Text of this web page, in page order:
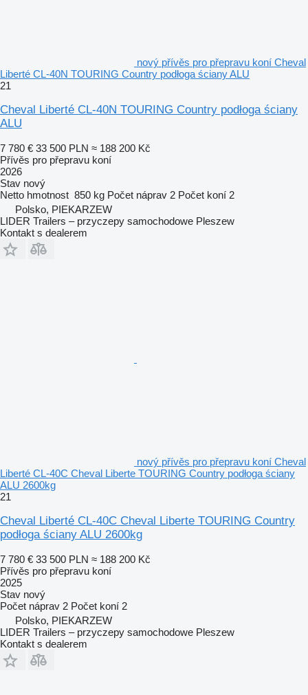
nový přívěs pro přepravu koní Cheval
Liberté CL-40N TOURING Country podłoga ściany ALU
21
Cheval Liberté CL-40N TOURING Country podłoga ściany
ALU
7 780 € 33 500 PLN ≈ 188 200 Kč
Přívěs pro přepravu koní
2026
Stav nový
Netto hmotnost 850 kg Počet náprav 2 Počet koní 2
Polsko, PIEKARZEW
LIDER Trailers – przyczepy samochodowe Pleszew
Kontakt s dealerem
nový přívěs pro přepravu koní Cheval
Liberté CL-40C Cheval Liberte TOURING Country podłoga ściany
ALU 2600kg
21
Cheval Liberté CL-40C Cheval Liberte TOURING Country
podłoga ściany ALU 2600kg
7 780 € 33 500 PLN ≈ 188 200 Kč
Přívěs pro přepravu koní
2025
Stav nový
Počet náprav 2 Počet koní 2
Polsko, PIEKARZEW
LIDER Trailers – przyczepy samochodowe Pleszew
Kontakt s dealerem